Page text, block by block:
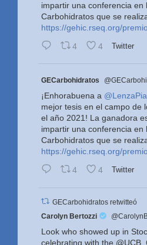
impartir una conferencia en
Carbohidratos que se
https://gehic.rseq.org/
4
4 Twitter
GECarbohidratos
¡Enhorabuena a @LenzaPia
mejor tesis en el campo de
el año 2021! La ganadora
impartir una conferencia en
Carbohidratos que se
https://gehic.rseq.org/
4
4 Twitter
GECarbohidratos retwitteó
Carolyn Bertozzi
Look who showed up in
celebrating with the